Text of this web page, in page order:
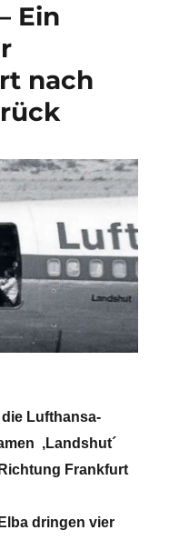
Ein
nach
Lufthansa-
,Landshut´
Frankfurt
dringen vier